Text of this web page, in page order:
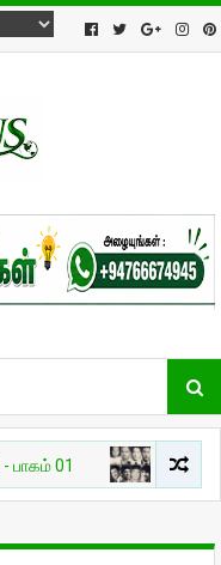
சுவாரசியம் 🔥